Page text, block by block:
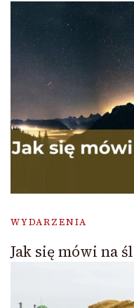
WYDARZENIA
Jak się mówi na